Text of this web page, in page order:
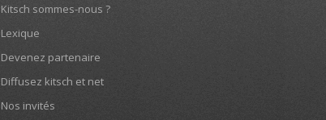
Kitsch sommes-nous ?
Lexique
Devenez partenaire
Diffusez kitsch et net
Nos invités